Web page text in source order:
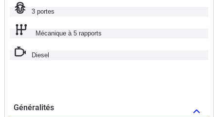
3 portes
Mécanique à 5 rapports
Diesel
Généralités